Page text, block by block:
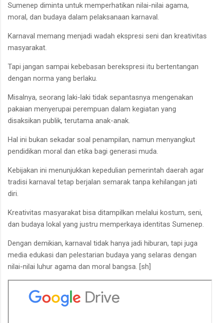
Sumenep diminta untuk memperhatikan nilai-nilai agama,
moral, dan budaya dalam pelaksanaan karnaval.
Karnaval memang menjadi wadah ekspresi seni dan kreativitas
masyarakat.
Tapi jangan sampai kebebasan berekspresi itu bertentangan
dengan norma yang berlaku.
Misalnya, seorang laki-laki tidak sepantasnya mengenakan
pakaian menyerupai perempuan dalam kegiatan yang
disaksikan publik, terutama anak-anak.
Hal ini bukan sekadar soal penampilan, namun menyangkut
pendidikan moral dan etika bagi generasi muda.
Kebijakan ini menunjukkan kepedulian pemerintah daerah agar
tradisi karnaval tetap berjalan semarak tanpa kehilangan jati
diri.
Kreativitas masyarakat bisa ditampilkan melalui kostum, seni,
dan budaya lokal yang justru memperkaya identitas Sumenep.
Dengan demikian, karnaval tidak hanya jadi hiburan, tapi juga
media edukasi dan pelestarian budaya yang selaras dengan
nilai-nilai luhur agama dan moral bangsa. [sh]